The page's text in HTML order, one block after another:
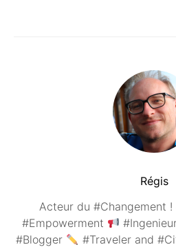
Régis
Acteur du #Changement
#Empowerment
#Blogger
#Traveler and